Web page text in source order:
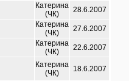
Катерина
(ЧК)
28.6.2007
Катерина
(ЧК)
27.6.2007
Катерина
(ЧК)
22.6.2007
Катерина
(ЧК)
18.6.2007